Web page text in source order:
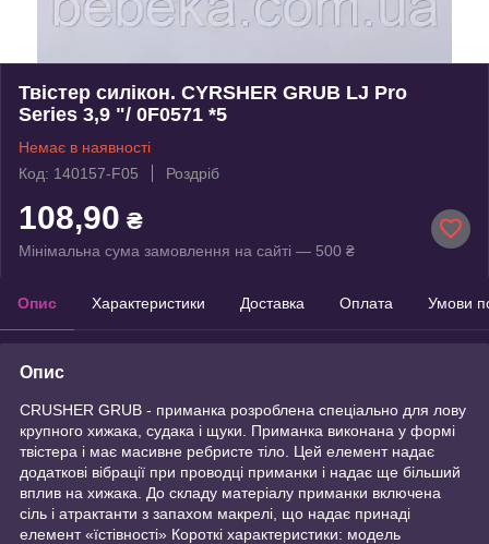
Твістер силікон. CYRSHER GRUB LJ Pro
Series 3,9 "/ 0F0571 *5
Немає в наявності
Код: 140157-F05
Роздріб
108,90 ₴
Мінімальна сума замовлення на сайті — 500 ₴
Опис Характеристики Доставка Оплата Умови
Опис
CRUSHER GRUB - приманка розроблена спеціально для лову
крупного хижака, судака і щуки. Приманка виконана у формі
твістера і має масивне ребристе тіло. Цей елемент надає
додаткові вібрації при проводці приманки і надає ще більший
вплив на хижака. До складу матеріалу приманки включена
сіль і атрактанти з запахом макрелі, що надає принаді
елемент «їстівності» Короткі характеристики: модель